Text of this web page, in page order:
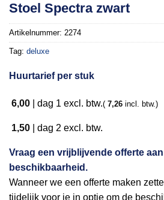
Stoel Spectra zwart
Artikelnummer: 2274
Tag: deluxe
Huurtarief per stuk
6,00 dag 1 excl. btw.( 7,26 incl. btw.)
1,50 dag 2 excl. btw.
Vraag een vrijblijvende offerte
beschikbaarheid.
Wanneer we een offerte maken
tijdelijk voor je in optie om de